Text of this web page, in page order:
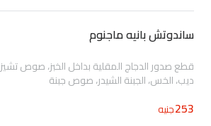
ساندوتش بانيه ماجنوم
قطع صدور الدجاج المقلية بداخل الخبز، صوص تشيز
ديب، الخس، الجبنة الشيدر، صوص جبنة
253جنيه